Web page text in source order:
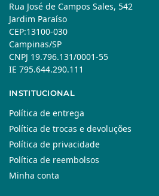
Rua José de Campos Sales, 542
Jardim Paraíso
CEP:13100-030
Campinas/SP
CNPJ 19.796.131/0001-55
IE 795.644.290.111
INSTITUCIONAL
Política de entrega
Política de trocas e devoluções
Política de privacidade
Política de reembolsos
Minha conta